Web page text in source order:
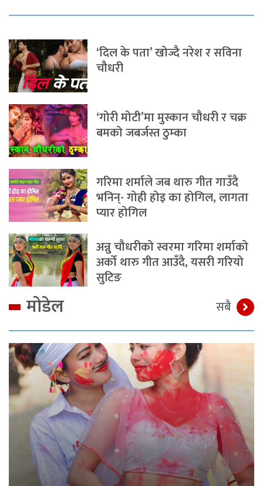
‘दिल के पता’ खोज्दै नरेश र सविना
चौधरी
‘गोरी मोटी’मा मुस्कान चौधरी र चक्र
बमको जबर्जस्त ठुम्का
गरिमा शर्माले जब थारु गीत गाउँदै
भनिन्- गोही होइ का होगिल, लागता
प्यार होगिल
अन्नु चौधरीको स्वरमा गरिमा शर्माको
अर्को थारु गीत आउँदै, यसरी गरियो
सुटिङ
मोडेल सबै